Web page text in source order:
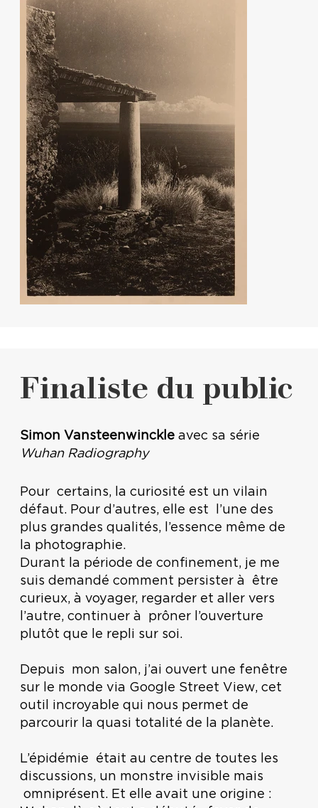
Finaliste du public
Simon Vansteenwinckle avec sa série
Wuhan Radiography
Pour certains, la curiosité est un vilain
défaut. Pour d’autres, elle est l’une des
plus grandes qualités, l’essence même de
la photographie.
Durant la période de confinement, je me
suis demandé comment persister à être
curieux, à voyager, regarder et aller vers
l’autre, continuer à prôner l’ouverture
plutôt que le repli sur soi.
Depuis mon salon, j’ai ouvert une fenêtre
sur le monde via Google Street View, cet
outil incroyable qui nous permet de
parcourir la quasi totalité de la planète.
L’épidémie était au centre de toutes les
discussions, un monstre invisible mais
omniprésent. Et elle avait une origine :